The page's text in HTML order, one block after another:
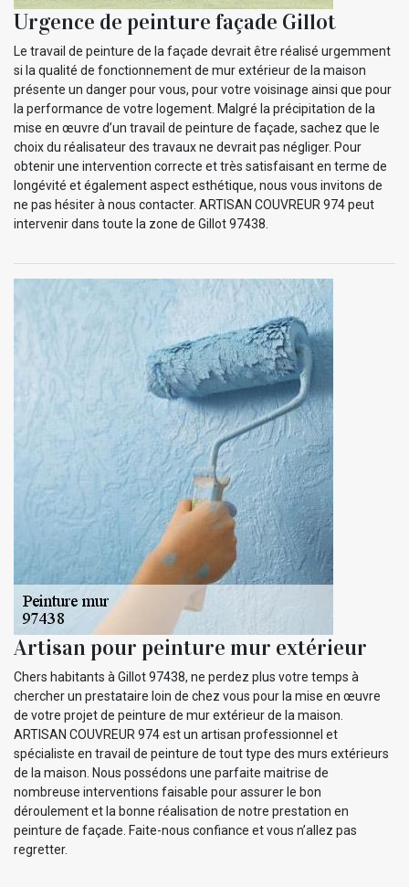
Urgence de peinture façade Gillot
Le travail de peinture de la façade devrait être réalisé urgemment
si la qualité de fonctionnement de mur extérieur de la maison
présente un danger pour vous, pour votre voisinage ainsi que pour
la performance de votre logement. Malgré la précipitation de la
mise en œuvre d’un travail de peinture de façade, sachez que le
choix du réalisateur des travaux ne devrait pas négliger. Pour
obtenir une intervention correcte et très satisfaisant en terme de
longévité et également aspect esthétique, nous vous invitons de
ne pas hésiter à nous contacter. ARTISAN COUVREUR 974 peut
intervenir dans toute la zone de Gillot 97438.
Artisan pour peinture mur extérieur
Chers habitants à Gillot 97438, ne perdez plus votre temps à
chercher un prestataire loin de chez vous pour la mise en œuvre
de votre projet de peinture de mur extérieur de la maison.
ARTISAN COUVREUR 974 est un artisan professionnel et
spécialiste en travail de peinture de tout type des murs extérieurs
de la maison. Nous possédons une parfaite maitrise de
nombreuse interventions faisable pour assurer le bon
déroulement et la bonne réalisation de notre prestation en
peinture de façade. Faite-nous confiance et vous n’allez pas
regretter.